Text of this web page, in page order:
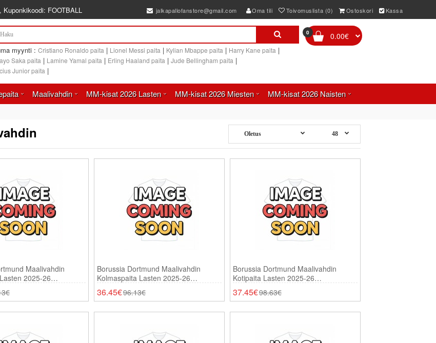
, Kuponkikoodi: FOOTBALL jalkapallofanstore@gmail.com Oma tili Toivomuslista (0) Ostoskori Kassa
myynti : Cristiano Ronaldo paita | Lionel Messi paita | Kylian Mbappe paita | Harry Kane paita |
Saka paita | Lamine Yamal paita | Erling Haaland paita | Jude Bellingham paita |
Junior paita |
0 0.00€
Maalivahdin MM-kisat 2026 Lasten MM-kisat 2026 Miesten MM-kisat 2026 Naisten
Maalivahdin
2025-26
(+ Shortsit)
Borussia Dortmund Maalivahdin
Kolmaspaita Lasten 2025-26
Lyhythihainen (+ Shortsit)
36.45€96.13€
Borussia Dortmund Maalivahdin
Kotipaita Lasten 2025-26
Pitkähihainen (+ Shortsit)
37.45€98.63€